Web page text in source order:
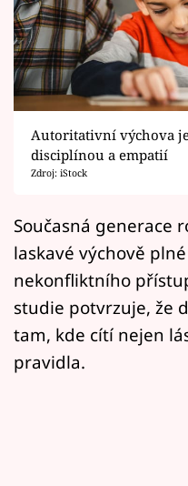
Sledujte prima+
Filmový festival
Mámy sobě
Přihlášení
Sledujte nás
Autoritativní výchova
disciplínou a empatií
Zdroj: iStock
Současná generace
laskavé výchově
nekonfliktního
studie potvrzuje, že
tam, kde cítí nejen
pravidla.